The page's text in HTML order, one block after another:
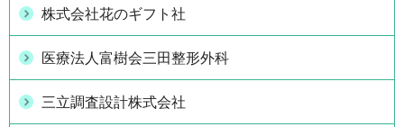
株式会社花のギフト社
医療法人富樹会三田整形外科
三立調査設計株式会社